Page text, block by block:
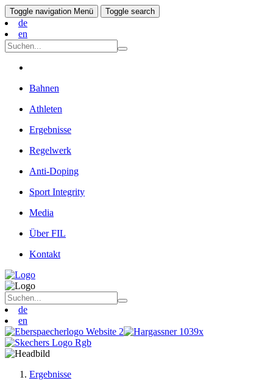
Toggle navigation Menü Toggle search
de
en
Bahnen
Athleten
Ergebnisse
Regelwerk
Anti-Doping
Sport Integrity
Media
Über FIL
Kontakt
de
en
Ergebnisse